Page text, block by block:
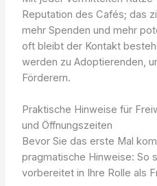
Reputation des Cafés; das
mehr Spenden und mehr
oft bleibt der Kontakt
werden zu Adoptierenden,
Förderern.
Praktische Hinweise für
und Öffnungszeiten
Bevor Sie das erste Mal
pragmatische Hinweise: So
vorbereitet in Ihre Rolle als